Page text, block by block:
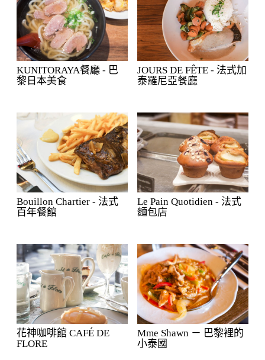
KUNITORAYA餐廳 - 巴
黎日本美食
JOURS DE FÊTE - 法式加
泰羅尼亞餐廳
Bouillon Chartier - 法式
百年餐館
Le Pain Quotidien - 法式
麵包店
花神咖啡館 CAFÉ DE
FLORE
Mme Shawn － 巴黎裡的
小泰國